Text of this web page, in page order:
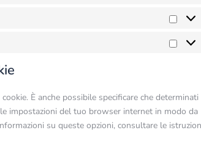
È anche possibile specificare che determinati
impostazioni del tuo browser internet in modo da
su queste opzioni, consultare le